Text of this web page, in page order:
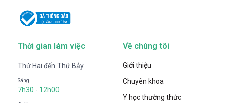
Thời gian làm việc
Thứ Hai đến Thứ Bảy
Sáng
7h30 - 12h00
Về chúng tôi
Giới thiệu
Chuyên khoa
Y học thường thức